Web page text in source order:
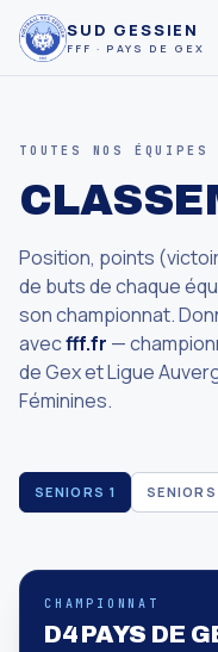
SUD GESSIEN
FFF · PAYS DE GEX
TOUTES NOS ÉQUIPES
Position, points
de buts de chaque
son championnat.
avecfff.fr —
de Gex et Ligue
Féminines.
SENIORS 1 SENIORS
CHAMPIONNAT
D4 PAYS DE